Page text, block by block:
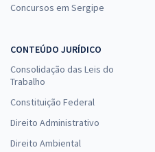
Concursos em Sergipe
CONTEÚDO JURÍDICO
Consolidação das Leis do
Trabalho
Constituição Federal
Direito Administrativo
Direito Ambiental